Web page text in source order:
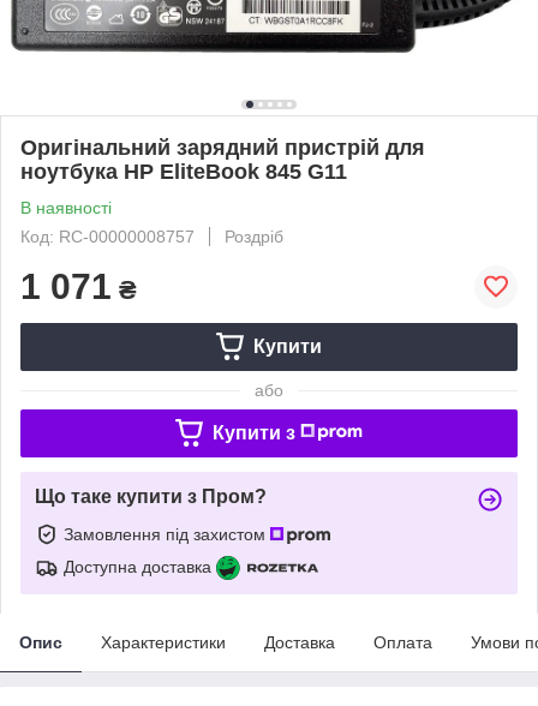
Оригінальний зарядний пристрій для
ноутбука HP EliteBook 845 G11
В наявності
Код: RC-00000008757
Роздріб
1 071 ₴
Купити
або
Купити з
Що таке купити з Пром?
Замовлення під захистом
Доступна доставка
Опис Характеристики Доставка Оплата Умови